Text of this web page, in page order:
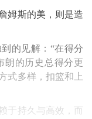
姆斯的美，则是造
的见解：“在得分
朗的历史总得分更
式多样，扣篮和上
于持久与高效，而